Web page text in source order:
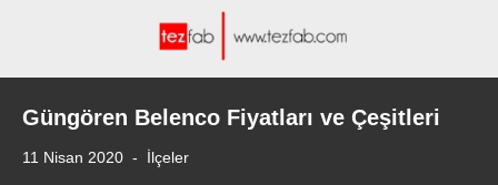
Güngören Belenco Fiyatları ve Çeşitleri
11 Nisan 2020 İlçeler